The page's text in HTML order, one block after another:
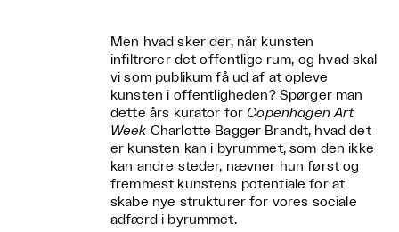
Men hvad sker der, når kunsten
infiltrerer det offentlige rum, og hvad skal
vi som publikum få ud af at opleve
kunsten i offentligheden? Spørger man
dette års kurator forCopenhagen Art
Week Charlotte Bagger Brandt, hvad det
er kunsten kan i byrummet, som den ikke
kan andre steder, nævner hun først og
fremmest kunstens potentiale for at
skabe nye strukturer for vores sociale
adfærd i byrummet.